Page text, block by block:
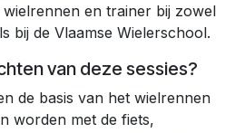
en trainer bij zowel
bij de Vlaamse Wielerschool.
van deze sessies?
de basis van het wielrennen
worden met de fiets,